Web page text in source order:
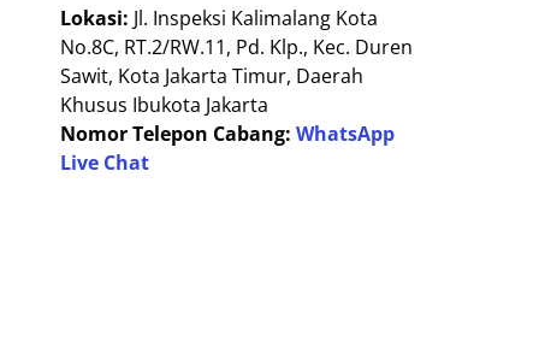
Lokasi: Jl. Inspeksi Kalimalang Kota
No.8C, RT.2/RW.11, Pd. Klp., Kec. Duren
Sawit, Kota Jakarta Timur, Daerah
Khusus Ibukota Jakarta
Nomor Telepon Cabang: WhatsApp
Live Chat